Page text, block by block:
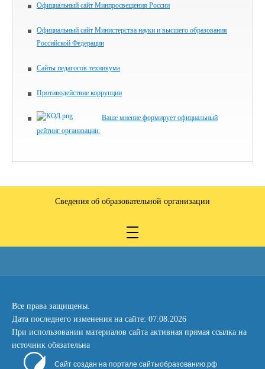
Официальный сайт Минпросвещения России
Официальный сайт Министерства науки и высшего образования
Российской Федерации
Сайты педагогов техникума
Противодействие коррупции
Ваше мнение формирует официальный
рейтинг организации:
Сведения об образовательной организации
Все права защищены.
Дата последнего изменения на сайте: 07.08.2026
При использовании материалов сайта активная прямая ссылка на
источник обязательна
Сайт создан на портале сайтыобразованию.рф